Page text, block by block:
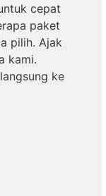
cepat
paket
pilih. Ajak
kami.
ke